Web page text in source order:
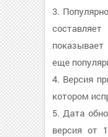
3.
еще
4. Версия
котором
5. Дата
версия от